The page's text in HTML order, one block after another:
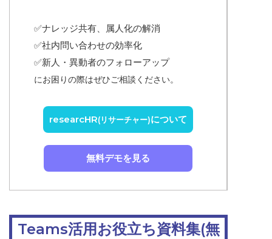
✅ナレッジ共有、属人化の解消
✅社内問い合わせの効率化
✅新人・異動者のフォローアップ
にお困りの際はぜひご相談ください。
researcHR(リサーチャー)について
無料デモを見る
Teams活用お役立ち資料集(無